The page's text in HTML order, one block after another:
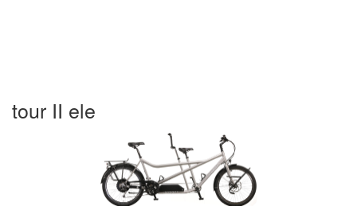
tour II ele